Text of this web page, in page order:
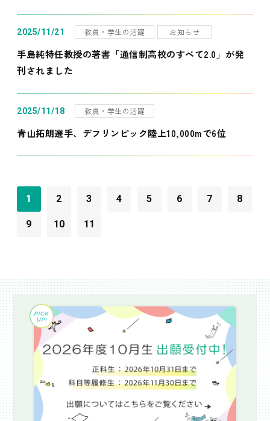
2025/11/21 教員・学生の活躍 お知らせ
手島純特任教授の著書「通信制高校のすべて2.0」が発
刊されました
2025/11/18 教員・学生の活躍
青山拓朗選手、デフリンピック陸上10,000mで6位
1 2 3 4 5 6 7 8
9 10 11